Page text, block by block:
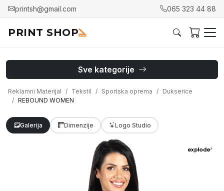
printsh@gmail.com 065 323 44 88
PRINT SHOP
Sve kategorije
Reklamni Materijal Tekstil Sportska oprema
Dukserice
REBOUND WOMEN
Galerija Dimenzije Logo Studio